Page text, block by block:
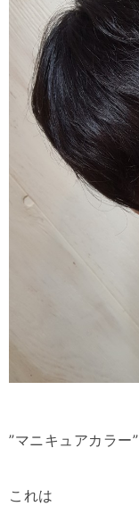
”マニキュアカラー”
これは